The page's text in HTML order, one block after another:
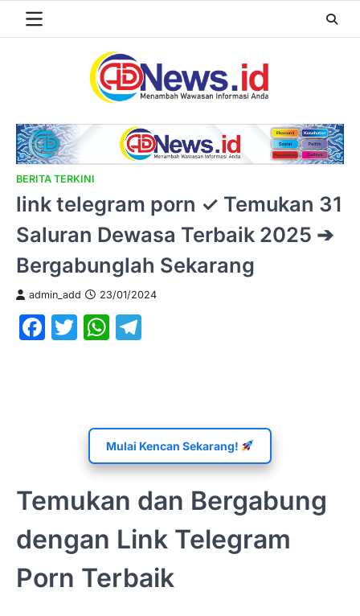
BERITA TERKINI
link telegram porn ✓ Temukan 31
Saluran Dewasa Terbaik 2025 ➔
Bergabunglah Sekarang
admin_add 23/01/2024
Facebook
TwitterWhatsApp
Mulai Kencan Sekarang!
Temukan dan Bergabung
dengan Link Telegram
Porn Terbaik